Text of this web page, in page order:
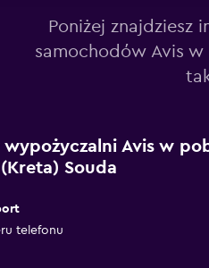
Poniżej znajdziesz
samochodów Avis
wypożyczalni Avis w
Souda
telefonu